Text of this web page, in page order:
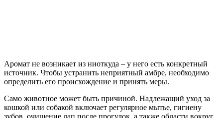
Аромат не возникает из ниоткуда – у него есть конкретный
источник. Чтобы устранить неприятный амбре, необходимо
определить его происхождение и принять меры.
Само животное может быть причиной. Надлежащий уход за
кошкой или собакой включает регулярное мытье, гигиену